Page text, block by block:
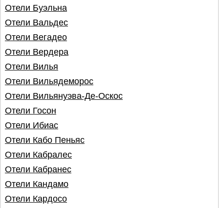
Отели Буэльна
Отели Вальдес
Отели Вегадео
Отели Вердера
Отели Вилья
Отели Вильядеморос
Отели Вильянуэва-Де-Оскос
Отели Госон
Отели Ибиас
Отели Кабо Пеньяс
Отели Кабралес
Отели Кабранес
Отели Кандамо
Отели Кардосо